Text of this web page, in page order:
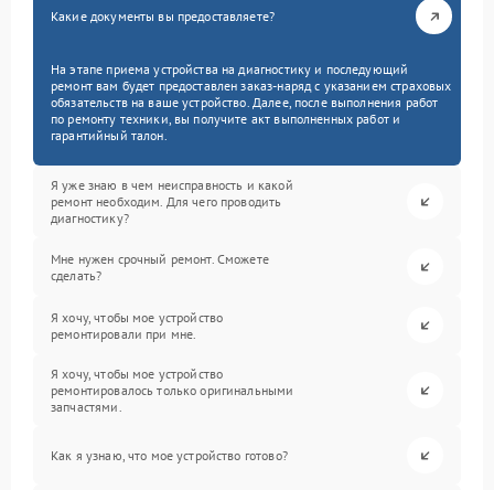
Какие документы вы предоставляете?
На этапе приема устройства на диагностику и последующий
ремонт вам будет предоставлен заказ-наряд с указанием страховых
обязательств на ваше устройство. Далее, после выполнения работ
по ремонту техники, вы получите акт выполненных работ и
гарантийный талон.
Я уже знаю в чем неисправность и какой
ремонт необходим. Для чего проводить
диагностику?
Мне нужен срочный ремонт. Сможете
сделать?
Я хочу, чтобы мое устройство
ремонтировали при мне.
Я хочу, чтобы мое устройство
ремонтировалось только оригинальными
запчастями.
Как я узнаю, что мое устройство готово?